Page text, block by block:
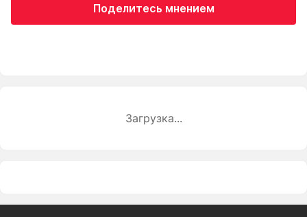
Поделитесь мнением
Загрузка...